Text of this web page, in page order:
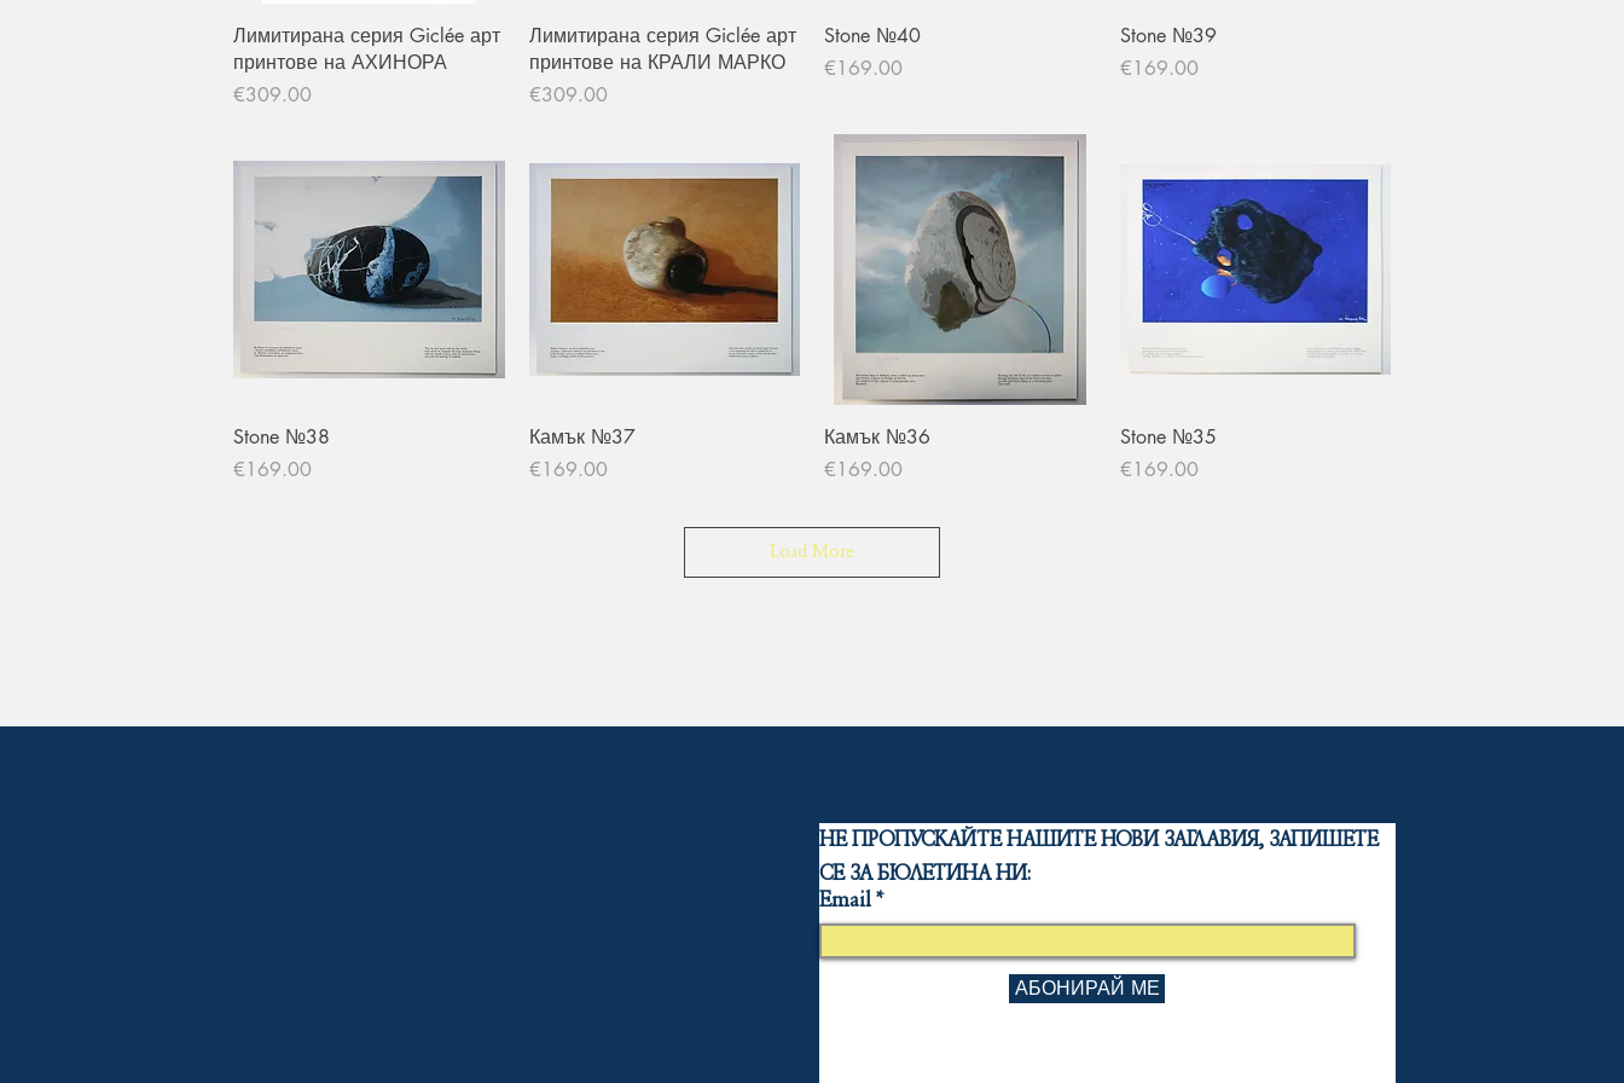
Quick View
Лимитирана серия Giclée арт
принтове на АХИНОРА
Price
€309.00
Quick View
Лимитирана серия Giclée арт
принтове на КРАЛИ МАРКО
Price
€309.00
Quick View
Stone №40
Price
€169.00
Quick View
Stone №39
Price
€169.00
Quick View
Stone №38
Price
€169.00
Quick View
Камък №37
Price
€169.00
Quick View
Камък №36
Price
€169.00
Quick View
Stone №35
Price
€169.00
Load More
НЕ ПРОПУСКАЙТЕ НАШИТЕ НОВИ ЗАГЛАВИЯ, ЗАПИШЕТЕ
СЕ ЗА БЮЛЕТИНА НИ:
Email
АБОНИРАЙ МЕ